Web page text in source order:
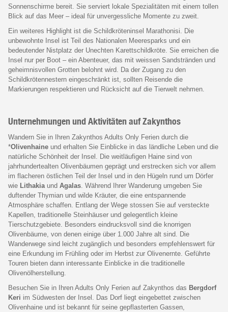
Sonnenschirme bereit. Sie serviert lokale Spezialitäten mit einem tollen
Blick auf das Meer – ideal für unvergessliche Momente zu zweit.
Ein weiteres Highlight ist die Schildkröteninsel Marathonisi. Die
unbewohnte Insel ist Teil des Nationalen Meeresparks und ein
bedeutender Nistplatz der Unechten Karettschildkröte. Sie erreichen die
Insel nur per Boot – ein Abenteuer, das mit weissen Sandstränden und
geheimnisvollen Grotten belohnt wird. Da der Zugang zu den
Schildkrötennestern eingeschränkt ist, sollten Reisende die
Markierungen respektieren und Rücksicht auf die Tierwelt nehmen.
Unternehmungen und Aktivitäten auf Zakynthos
Wandern Sie in Ihren Zakynthos Adults Only Ferien durch die
*Olivenhaine und erhalten Sie Einblicke in das ländliche Leben und die
natürliche Schönheit der Insel. Die weitläufigen Haine sind von
jahrhundertealten Olivenbäumen geprägt und erstrecken sich vor allem
im flacheren östlichen Teil der Insel und in den Hügeln rund um Dörfer
wie Lithakia und Agalas . Während Ihrer Wanderung umgeben Sie
duftender Thymian und wilde Kräuter, die eine entspannende
Atmosphäre schaffen. Entlang der Wege stossen Sie auf versteckte
Kapellen, traditionelle Steinhäuser und gelegentlich kleine
Tierschutzgebiete. Besonders eindrucksvoll sind die knorrigen
Olivenbäume, von denen einige über 1.000 Jahre alt sind. Die
Wanderwege sind leicht zugänglich und besonders empfehlenswert für
eine Erkundung im Frühling oder im Herbst zur Olivenernte. Geführte
Touren bieten dann interessante Einblicke in die traditionelle
Olivenölherstellung.
Besuchen Sie in Ihren Adults Only Ferien auf Zakynthos das Bergdorf
Keri im Südwesten der Insel. Das Dorf liegt eingebettet zwischen
Olivenhaine und ist bekannt für seine gepflasterten Gassen,